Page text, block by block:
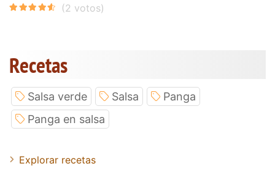
Recetas
Salsa verde Salsa
Panga
Panga en salsa
Explorar recetas